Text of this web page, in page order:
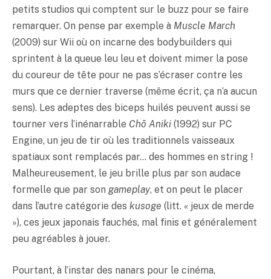
petits studios qui comptent sur le buzz pour se faire
remarquer. On pense par exemple à Muscle March
(2009) sur Wii où on incarne des bodybuilders qui
sprintent à la queue leu leu et doivent mimer la pose
du coureur de tête pour ne pas s’écraser contre les
murs que ce dernier traverse (même écrit, ça n’a aucun
sens). Les adeptes des biceps huilés peuvent aussi se
tourner vers l’inénarrable Chō Aniki (1992) sur PC
Engine, un jeu de tir où les traditionnels vaisseaux
spatiaux sont remplacés par… des hommes en string !
Malheureusement, le jeu brille plus par son audace
formelle que par son gameplay, et on peut le placer
dans l’autre catégorie des kusoge (litt. « jeux de merde
»), ces jeux japonais fauchés, mal finis et généralement
peu agréables à jouer.
Pourtant, à l’instar des nanars pour le cinéma,